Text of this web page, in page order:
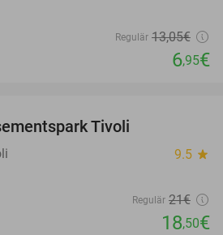
Regulär 13,05€
6,95€
Tivoli
9.5 star
Regulär 21€
18,50€